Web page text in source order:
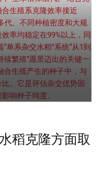
稻克隆方面取